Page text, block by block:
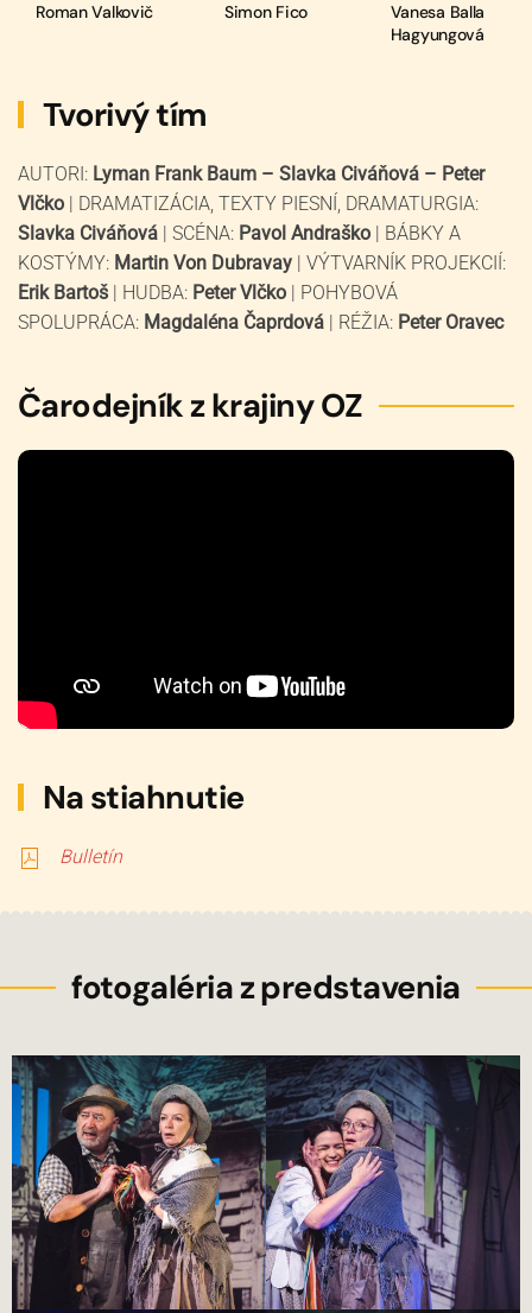
Roman Valkovič Simon Fico
Vanesa Balla
Hagyungová
Tvorivý tím
AUTORI: Lyman Frank Baum – Slavka Civáňová – Peter
Vlčko | DRAMATIZÁCIA, TEXTY PIESNÍ, DRAMATURGIA:
Slavka Civáňová | SCÉNA: Pavol Andraško | BÁBKY A
KOSTÝMY: Martin Von Dubravay | VÝTVARNÍK PROJEKCIÍ:
Erik Bartoš | HUDBA: Peter Vlčko | POHYBOVÁ
SPOLUPRÁCA: Magdaléna Čaprdová | RÉŽIA: Peter Oravec
Čarodejník z krajiny OZ
Na stiahnutie
Bulletín
fotogaléria z predstavenia